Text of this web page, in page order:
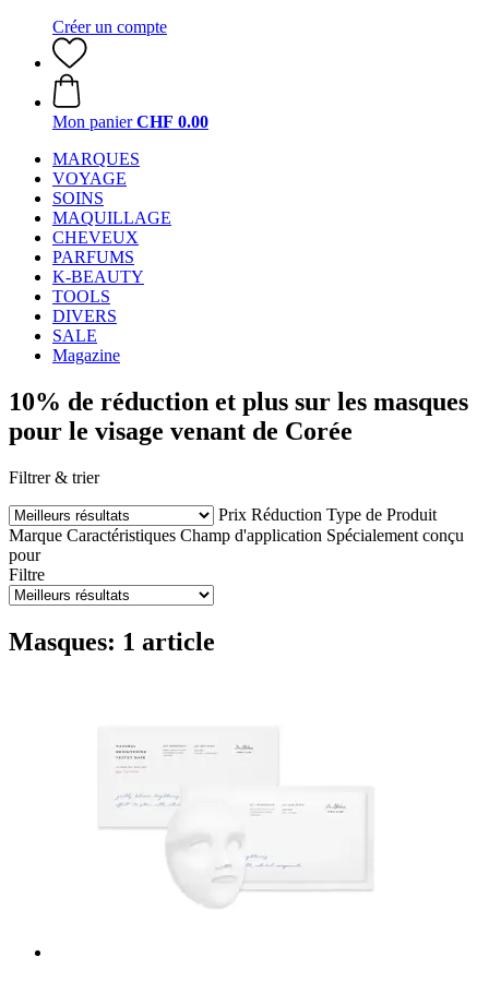
Créer un compte
Mon panier CHF 0.00
MARQUES
VOYAGE
SOINS
MAQUILLAGE
CHEVEUX
PARFUMS
K-BEAUTY
TOOLS
DIVERS
SALE
Magazine
10% de réduction et plus sur les masques
pour le visage venant de Corée
Filtrer & trier
Prix Réduction Type de Produit
Marque Caractéristiques Champ d'application Spécialement conçu
pour
Filtre
Masques: 1 article